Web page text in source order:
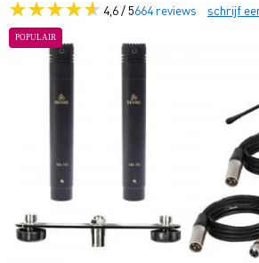
4,6 / 5664 reviews schrijf
POPULAIR